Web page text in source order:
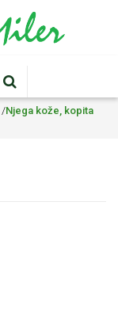
/Njega kože, kopita